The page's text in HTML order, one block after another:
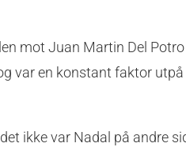
mot Juan Martin Del
var en konstant faktor
ikke var Nadal på andre